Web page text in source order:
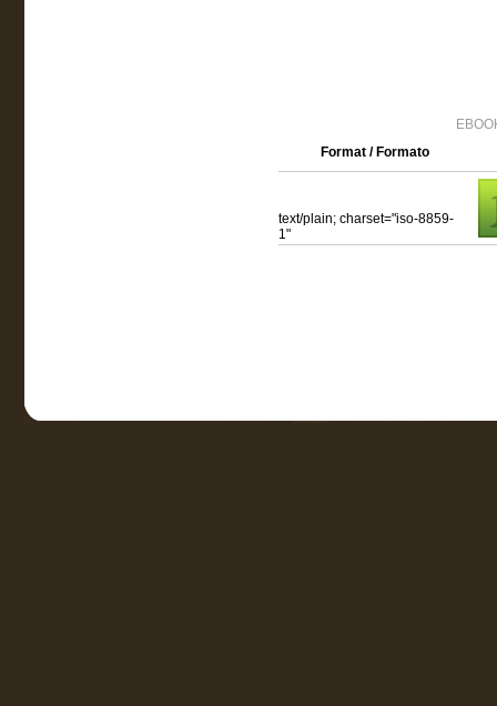
Format / Formato
text/plain; charset="iso-8859-
1"